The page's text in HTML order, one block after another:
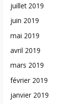
juillet 2019
juin 2019
mai 2019
avril 2019
mars 2019
février 2019
janvier 2019